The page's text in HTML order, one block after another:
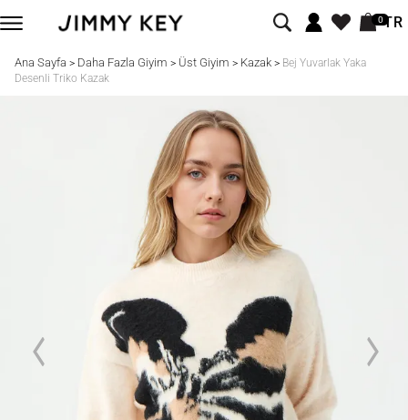
0TR
Ana Sayfa > Daha Fazla Giyim > Üst Giyim > Kazak> Bej Yuvarlak Yaka
Desenli Triko Kazak